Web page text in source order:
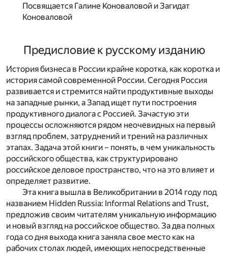
Посвящается Галине Коноваловой и Загидат
Коноваловой
Предисловие к русскому изданию
История бизнеса в России крайне коротка, как коротка и
история самой современной России. Сегодня Россия
развивается и стремится найти продуктивные выходы
на западные рынки, а Запад ищет пути построения
продуктивного диалога с Россией. Зачастую эти
процессы осложняются рядом неочевидных на первый
взгляд проблем, затруднений и трений на различных
этапах. Задача этой книги – понять, в чем уникальность
российского общества, как структурировано
российское деловое пространство, что на это влияет и
определяет развитие.
Эта книга вышла в Великобритании в 2014 году под
названием Hidden Russia: Informal Relations and Trust,
предложив своим читателям уникальную информацию
и новый взгляд на российское общество. За два полных
года со дня выхода книга заняла свое место как на
рабочих столах людей, имеющих непосредственные